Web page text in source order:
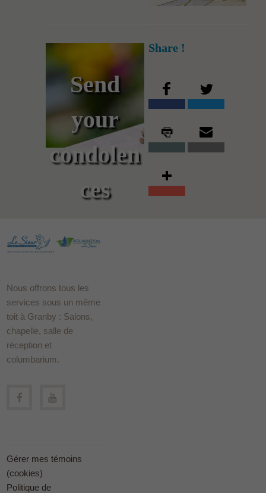
Send
your
condolen
ces
Share !
Nous offrons tous les
services sous un même
toit à Granby : Salons,
chapelle, salle de
réception et
columbarium.
Gérer mes témoins
(cookies)
Politique de